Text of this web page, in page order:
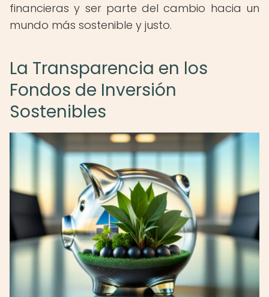
financieras y ser parte del cambio hacia un
mundo más sostenible y justo.
La Transparencia en los
Fondos de Inversión
Sostenibles